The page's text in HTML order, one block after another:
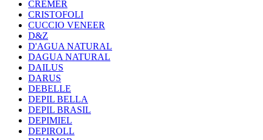
CREMER
CRISTOFOLI
CUCCIO VENEER
D&Z
D'AGUA NATURAL
DAGUA NATURAL
DAILUS
DARUS
DEBELLE
DEPIL BELLA
DEPIL BRASIL
DEPIMIEL
DEPIROLL